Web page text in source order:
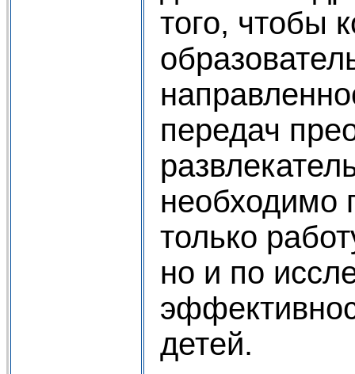
того, чтобы
передач
необходимо
только
но и по
детей.